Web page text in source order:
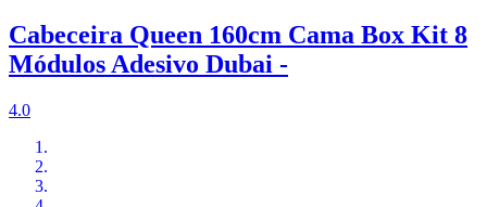
Cabeceira Queen 160cm Cama Box Kit 8
Módulos Adesivo Dubai -
4.0